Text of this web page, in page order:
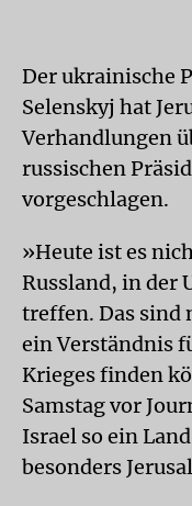
Der ukrainische
Selenskyj hat
Verhandlungen
russischen
vorgeschlagen.
»Heute ist es
Russland, in der
treffen. Das sind
ein Verständnis
Krieges finden
Samstag vor
Israel so ein
besonders